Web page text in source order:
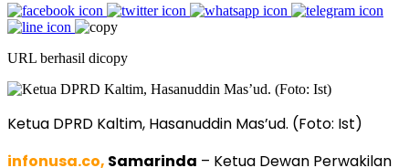
URL berhasil dicopy
Ketua DPRD Kaltim, Hasanuddin Mas’ud. (Foto: Ist)
infonusa.co, Samarinda – Ketua Dewan Perwakilan